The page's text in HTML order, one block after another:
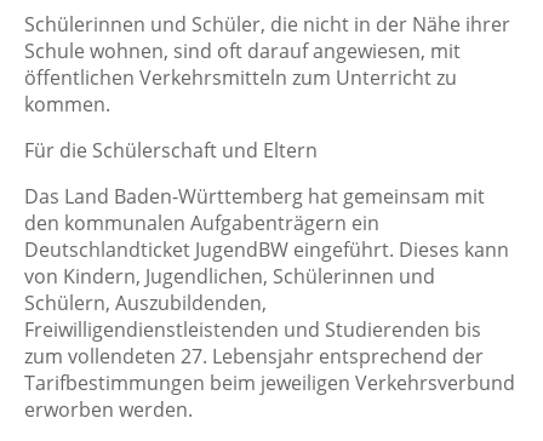
Schülerinnen und Schüler, die nicht in der Nähe ihrer
Schule wohnen, sind oft darauf angewiesen, mit
öffentlichen Verkehrsmitteln zum Unterricht zu
kommen.
Für die Schülerschaft und Eltern
Das Land Baden-Württemberg hat gemeinsam mit
den kommunalen Aufgabenträgern ein
Deutschlandticket JugendBW eingeführt. Dieses kann
von Kindern, Jugendlichen, Schülerinnen und
Schülern, Auszubildenden,
Freiwilligendienstleistenden und Studierenden bis
zum vollendeten 27. Lebensjahr entsprechend der
Tarifbestimmungen beim jeweiligen Verkehrsverbund
erworben werden.